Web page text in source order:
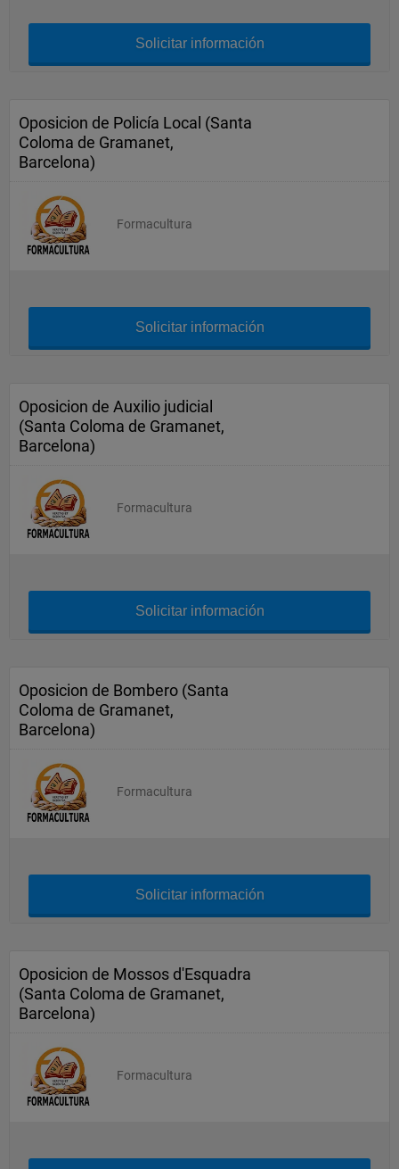
Solicitar información
Oposicion de Policía Local (Santa
Coloma de Gramanet,
Barcelona)
Formacultura
Solicitar información
Oposicion de Auxilio judicial
(Santa Coloma de Gramanet,
Barcelona)
Formacultura
Solicitar información
Oposicion de Bombero (Santa
Coloma de Gramanet,
Barcelona)
Formacultura
Solicitar información
Oposicion de Mossos d'Esquadra
(Santa Coloma de Gramanet,
Barcelona)
Formacultura